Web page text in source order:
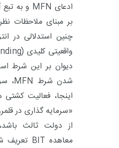
ادعای MFN و به تبع
بر مبنای ملاحظات
چنین استدلالی در
واقعیتی کلیدی
دیوان بر این شرط
شدن شرط MFN،
اینجا، فعالیت
«سرمایه گذاری در
از دولت ثالث
معاهده BIT تعریف